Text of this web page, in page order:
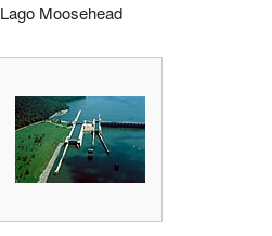
Lago Moosehead